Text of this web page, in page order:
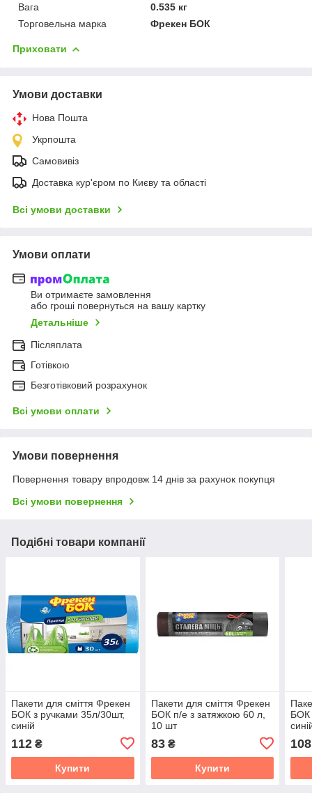
Вага
0.535 кг
Торговельна марка
Фрекен БОК
Приховати
Умови доставки
Нова Пошта
Укрпошта
Самовивіз
Доставка кур'єром по Києву та області
Всі умови доставки
Умови оплати
Ви отримаєте замовлення
або гроші повернуться на вашу картку
Детальніше
Післяплата
Готівкою
Безготівковий розрахунок
Всі умови оплати
Умови повернення
Повернення товару впродовж 14 днів за рахунок покупця
Всі умови повернення
Подібні товари компанії
Пакети для сміття Фрекен
БОК з ручками 35л/30шт,
синій
112 ₴
Купити
Пакети для смiття Фрекен
БОК п/е з затяжкою 60 л,
10 шт
83₴
Купити
БОК
108